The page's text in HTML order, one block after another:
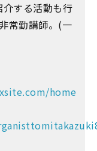
する活動も行
常勤講師。(一
home